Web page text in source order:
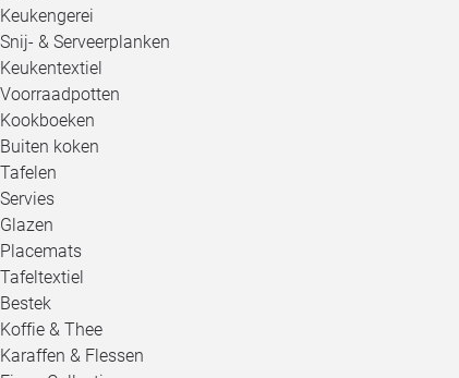
Keukengerei
Snij- & Serveerplanken
Keukentextiel
Voorraadpotten
Kookboeken
Buiten koken
Tafelen
Servies
Glazen
Placemats
Tafeltextiel
Bestek
Koffie & Thee
Karaffen & Flessen